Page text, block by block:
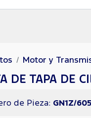
Motor y
DE TAPA DE
de Pieza: GN1Z/